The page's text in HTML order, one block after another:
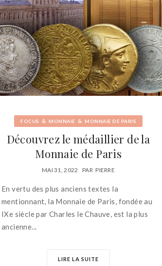
FOCUS & MONNAIE & MONNAIE DE PARIS
Découvrez le médaillier de la
Monnaie de Paris
MAI 31, 2022 PAR PIERRE
En vertu des plus anciens textes la
mentionnant, la Monnaie de Paris, fondée au
IXe siècle par Charles le Chauve, est la plus
ancienne...
LIRE LA SUITE